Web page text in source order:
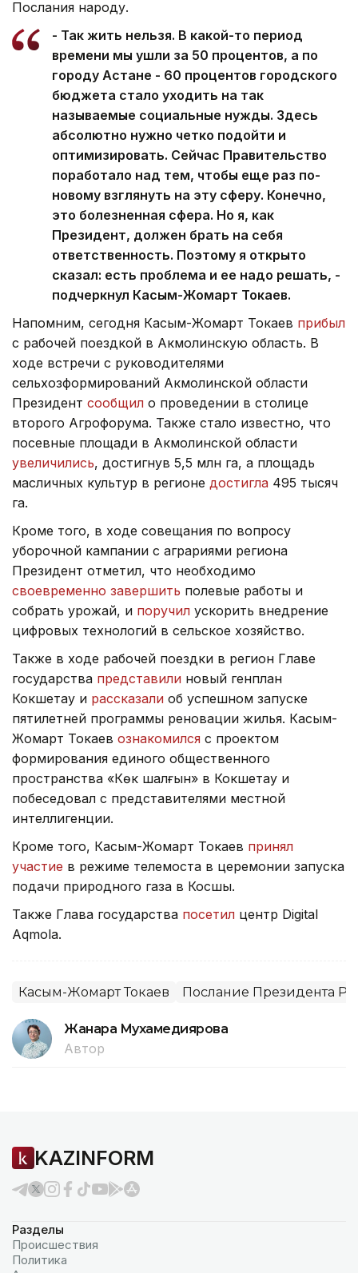
Послания народу.
- Так жить нельзя. В какой-то период
времени мы ушли за 50 процентов, а по
городу Астане - 60 процентов городского
бюджета стало уходить на так
называемые социальные нужды. Здесь
абсолютно нужно четко подойти и
оптимизировать. Сейчас Правительство
поработало над тем, чтобы еще раз по-
новому взглянуть на эту сферу. Конечно,
это болезненная сфера. Но я, как
Президент, должен брать на себя
ответственность. Поэтому я открыто
сказал: есть проблема и ее надо решать, -
подчеркнул Касым-Жомарт Токаев.
Напомним, сегодня Касым-Жомарт Токаев прибыл
с рабочей поездкой в Акмолинскую область. В
ходе встречи с руководителями
сельхозформирований Акмолинской области
Президент сообщил о проведении в столице
второго Агрофорума. Также стало известно, что
посевные площади в Акмолинской области
увеличились, достигнув 5,5 млн га, а площадь
масличных культур в регионе достигла 495 тысяч
га.
Кроме того, в ходе совещания по вопросу
уборочной кампании с аграриями региона
Президент отметил, что необходимо
своевременно завершить полевые работы и
собрать урожай, и поручил ускорить внедрение
цифровых технологий в сельское хозяйство.
Также в ходе рабочей поездки в регион Главе
государства представили новый генплан
Кокшетау и рассказали об успешном запуске
пятилетней программы реновации жилья. Касым-
Жомарт Токаев ознакомился с проектом
формирования единого общественного
пространства «Көк шалғын» в Кокшетау и
побеседовал с представителями местной
интеллигенции.
Кроме того, Касым-Жомарт Токаев принял
участие в режиме телемоста в церемонии запуска
подачи природного газа в Косшы.
Также Глава государства посетил центр Digital
Aqmola.
Касым-Жомарт Токаев Послание Президента РК
Жанара Мухамедиярова
Автор
KAZINFORM
Разделы
Происшествия
Политика